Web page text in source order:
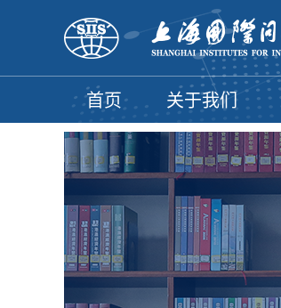
首页 关于我们